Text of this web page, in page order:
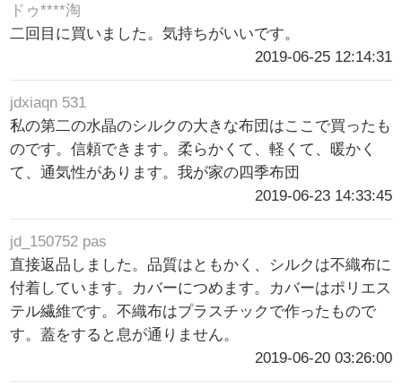
ドゥ****淘
二回目に買いました。気持ちがいいです。
2019-06-25 12:14:31
jdxiaqn 531
私の第二の水晶のシルクの大きな布団はここで買ったも
のです。信頼できます。柔らかくて、軽くて、暖かく
て、通気性があります。我が家の四季布団
2019-06-23 14:33:45
jd_150752 pas
直接返品しました。品質はともかく、シルクは不織布に
付着しています。カバーにつめます。カバーはポリエス
テル繊維です。不織布はプラスチックで作ったもので
す。蓋をすると息が通りません。
2019-06-20 03:26:00